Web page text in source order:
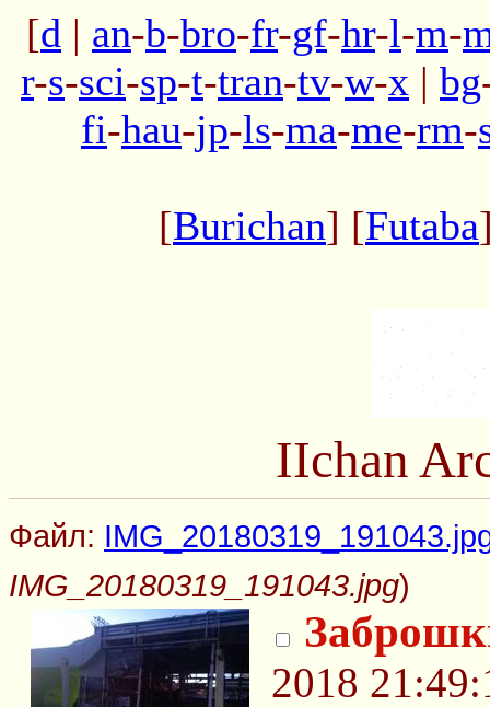
[d | an-b-bro-fr-gf-hr-l-m-
r-s-sci-sp-t-tran-tv-w-x | bg
fi-hau-jp-ls-ma-me-rm-
[Burichan] [Futaba
IIchan
Файл:
IMG_20180319_191043.jpg)
2018